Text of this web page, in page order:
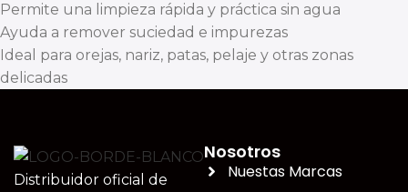
Permite una limpieza rápida y práctica sin agua
Ayuda a remover suciedad e impurezas
Ideal para orejas, nariz, patas, pelaje y otras zonas
delicadas
Distribuidor oficial de
Nosotros
Nuestas Marcas